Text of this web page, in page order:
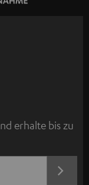
erhalte bis zu
JETZT